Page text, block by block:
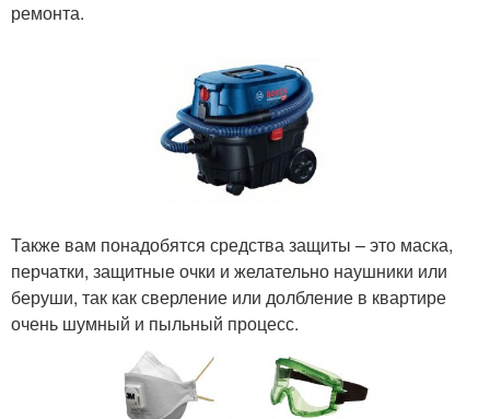
ремонта.
Также вам понадобятся средства защиты – это маска,
перчатки, защитные очки и желательно наушники или
беруши, так как сверление или долбление в квартире
очень шумный и пыльный процесс.